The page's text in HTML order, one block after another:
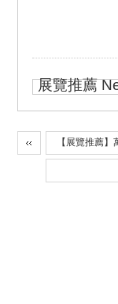
展覽推薦
【展覽推薦